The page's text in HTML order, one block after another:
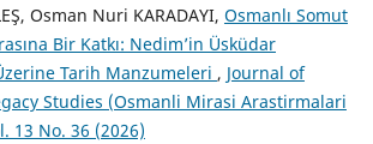
Osman Nuri KARADAYI, Osmanlı Somut
Bir Katkı: Nedim’in Üsküdar
Tarih Manzumeleri , Journal of
Studies (Osmanli Mirasi Arastirmalari
13 No. 36 (2026)